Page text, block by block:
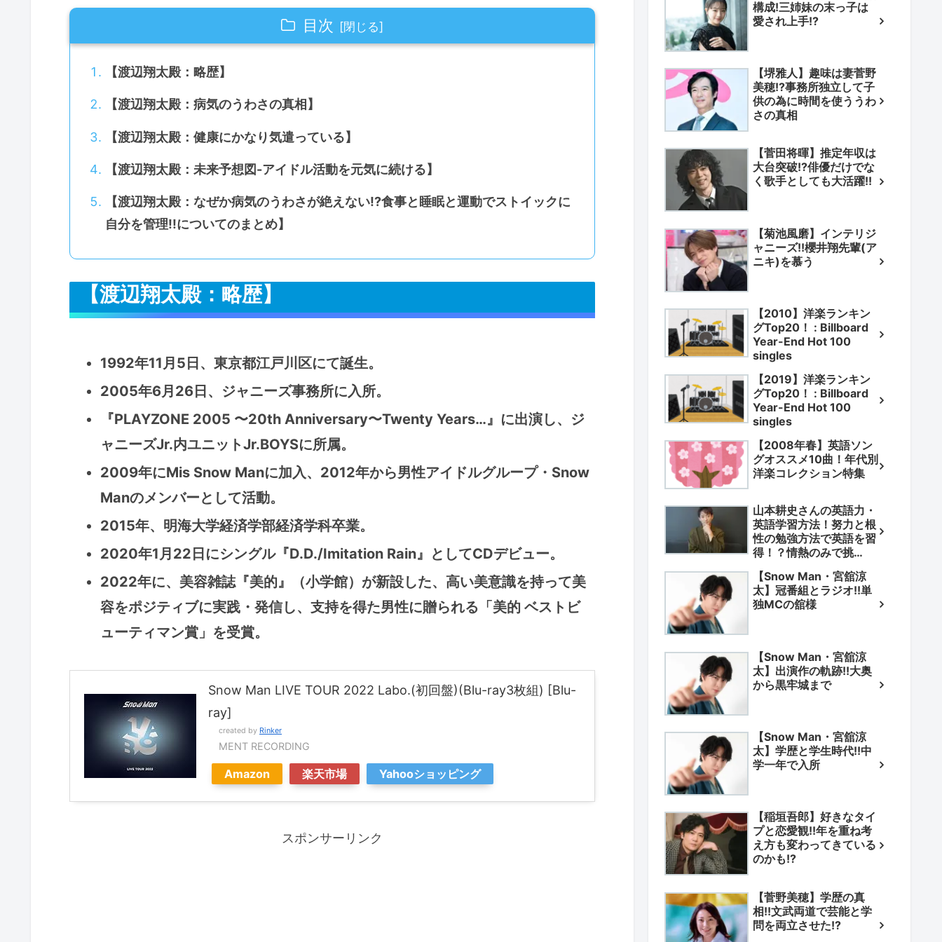
目次
【渡辺翔太殿：略歴】
【渡辺翔太殿：病気のうわさの真相】
【渡辺翔太殿：健康にかなり気遣っている】
【渡辺翔太殿：未来予想図-アイドル活動を元気に続ける】
【渡辺翔太殿：なぜか病気のうわさが絶えない!?食事と睡眠と運動でストイックに
自分を管理!!についてのまとめ】
【渡辺翔太殿：略歴】
1992年11月5日、東京都江戸川区にて誕生。
2005年6月26日、ジャニーズ事務所に入所。
『PLAYZONE 2005 〜20th Anniversary〜Twenty Years…』に出演し、ジ
ャニーズJr.内ユニットJr.BOYSに所属。
2009年にMis Snow Manに加入、2012年から男性アイドルグループ・Snow
Manのメンバーとして活動。
2015年、明海大学経済学部経済学科卒業。
2020年1月22日にシングル『D.D./Imitation Rain』としてCDデビュー。
2022年に、美容雑誌『美的』（小学館）が新設した、高い美意識を持って美
容をポジティブに実践・発信し、支持を得た男性に贈られる「美的 ベストビ
ューティマン賞」を受賞。
Snow Man LIVE TOUR 2022 Labo.(初回盤)(Blu-ray3枚組) [Blu-
ray]
created by Rinker
MENT RECORDING
Amazon 楽天市場 Yahooショッピング
スポンサーリンク
構成!三姉妹の末っ子は
愛され上手!?
【堺雅人】趣味は妻菅野
美穂!?事務所独立して子
供の為に時間を使ううわ
さの真相
【菅田将暉】推定年収は
大台突破!?俳優だけでな
く歌手としても大活躍!!
【菊池風磨】インテリジ
ャニーズ!!櫻井翔先輩(ア
ニキ)を慕う
【2010】洋楽ランキン
グTop20！ : Billboard
Year-End Hot 100
singles
【2019】洋楽ランキン
グTop20！ : Billboard
Year-End Hot 100
singles
【2008年春】英語ソン
グオススメ10曲！年代別
洋楽コレクション特集
山本耕史さんの英語力・
英語学習方法！努力と根
性の勉強方法で英語を習
得！？情熱のみで挑
【Snow Man・宮舘涼
太】冠番組とラジオ!!単
独MCの舘様
【Snow Man・宮舘涼
太】出演作の軌跡!!大奥
から黒牢城まで
【Snow Man・宮舘涼
太】学歴と学生時代!!中
学一年で入所
【稲垣吾郎】好きなタイ
プと恋愛観!!年を重ね考
え方も変わってきている
のかも!?
【菅野美穂】学歴の真
相!!文武両道で芸能と学
問を両立させた!?